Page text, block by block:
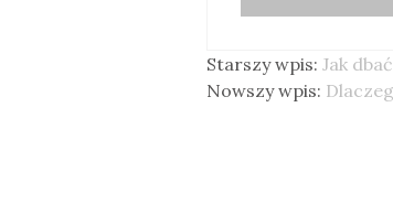
Starszy wpis: Jak
Nowszy wpis: